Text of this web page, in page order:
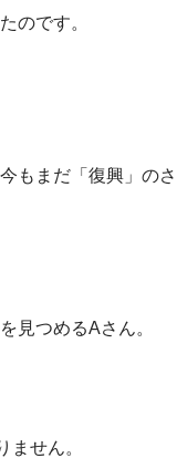
のです。
もまだ「復興」のさ
見つめるAさん。
せん。